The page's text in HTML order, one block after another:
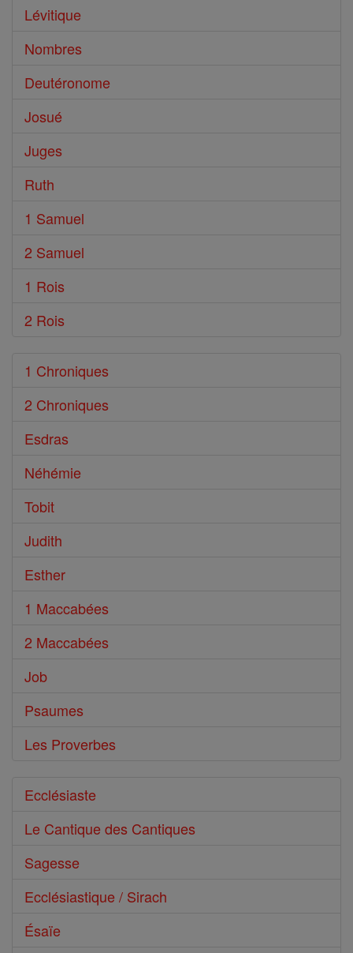
Lévitique
Nombres
Deutéronome
Josué
Juges
Ruth
1 Samuel
2 Samuel
1 Rois
2 Rois
1 Chroniques
2 Chroniques
Esdras
Néhémie
Tobit
Judith
Esther
1 Maccabées
2 Maccabées
Job
Psaumes
Les Proverbes
Ecclésiaste
Le Cantique des Cantiques
Sagesse
Ecclésiastique / Sirach
Ésaïe